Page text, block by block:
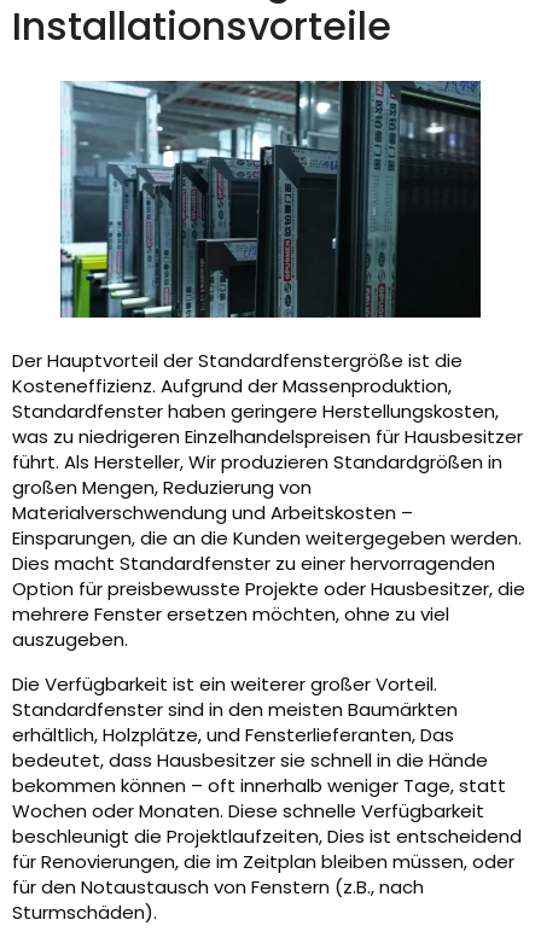
Installationsvorteile
Der Hauptvorteil der Standardfenstergröße ist die
Kosteneffizienz. Aufgrund der Massenproduktion,
Standardfenster haben geringere Herstellungskosten,
was zu niedrigeren Einzelhandelspreisen für Hausbesitzer
führt. Als Hersteller, Wir produzieren Standardgrößen in
großen Mengen, Reduzierung von
Materialverschwendung und Arbeitskosten –
Einsparungen, die an die Kunden weitergegeben werden.
Dies macht Standardfenster zu einer hervorragenden
Option für preisbewusste Projekte oder Hausbesitzer, die
mehrere Fenster ersetzen möchten, ohne zu viel
auszugeben.
Die Verfügbarkeit ist ein weiterer großer Vorteil.
Standardfenster sind in den meisten Baumärkten
erhältlich, Holzplätze, und Fensterlieferanten, Das
bedeutet, dass Hausbesitzer sie schnell in die Hände
bekommen können – oft innerhalb weniger Tage, statt
Wochen oder Monaten. Diese schnelle Verfügbarkeit
beschleunigt die Projektlaufzeiten, Dies ist entscheidend
für Renovierungen, die im Zeitplan bleiben müssen, oder
für den Notaustausch von Fenstern (z.B., nach
Sturmschäden).